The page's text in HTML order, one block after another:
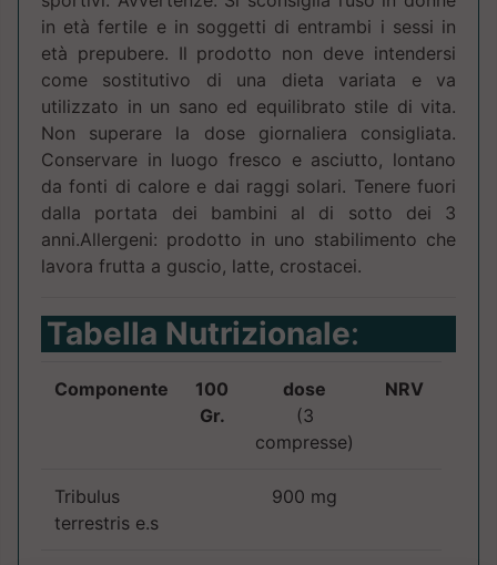
in età fertile e in soggetti di entrambi i sessi in
età prepubere. Il prodotto non deve intendersi
come sostitutivo di una dieta variata e va
utilizzato in un sano ed equilibrato stile di vita.
Non superare la dose giornaliera consigliata.
Conservare in luogo fresco e asciutto, lontano
da fonti di calore e dai raggi solari. Tenere fuori
dalla portata dei bambini al di sotto dei 3
anni.Allergeni: prodotto in uno stabilimento che
lavora frutta a guscio, latte, crostacei.
Tabella Nutrizionale:
Componente
100
Gr.
dose
(3
compresse)
NRV
Tribulus
terrestris e.s
900 mg